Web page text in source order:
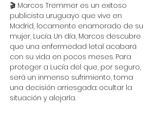
🎬 Marcos Tremmer es un exitoso
publicista uruguayo que vive en
Madrid, locamente enamorado de su
mujer, Lucía. Un día, Marcos descubre
que una enfermedad letal acabará
con su vida en pocos meses. Para
proteger a Lucía del que, por seguro,
será un inmenso sufrimiento, toma
una decisión arriesgada: ocultar la
situación y alejarla.